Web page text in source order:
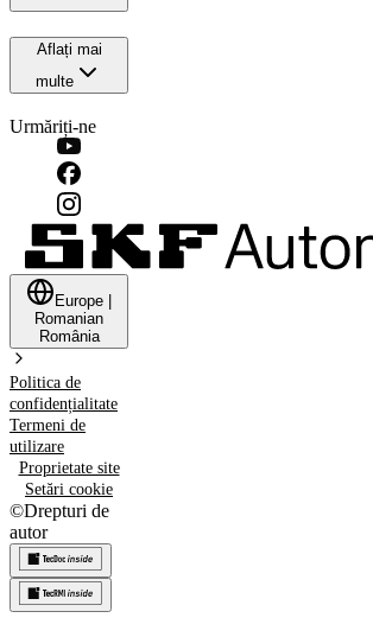
Aflați mai
multe
Urmăriți-ne
Europe
Romanian
România
Politica de
confidențialitate
Termeni de
utilizare
Proprietate site
Setări cookie
©Drepturi de
autor